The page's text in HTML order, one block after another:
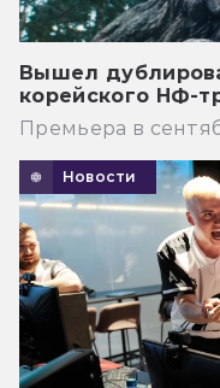
Вышел
корейского НФ-
Премьера в
Новости